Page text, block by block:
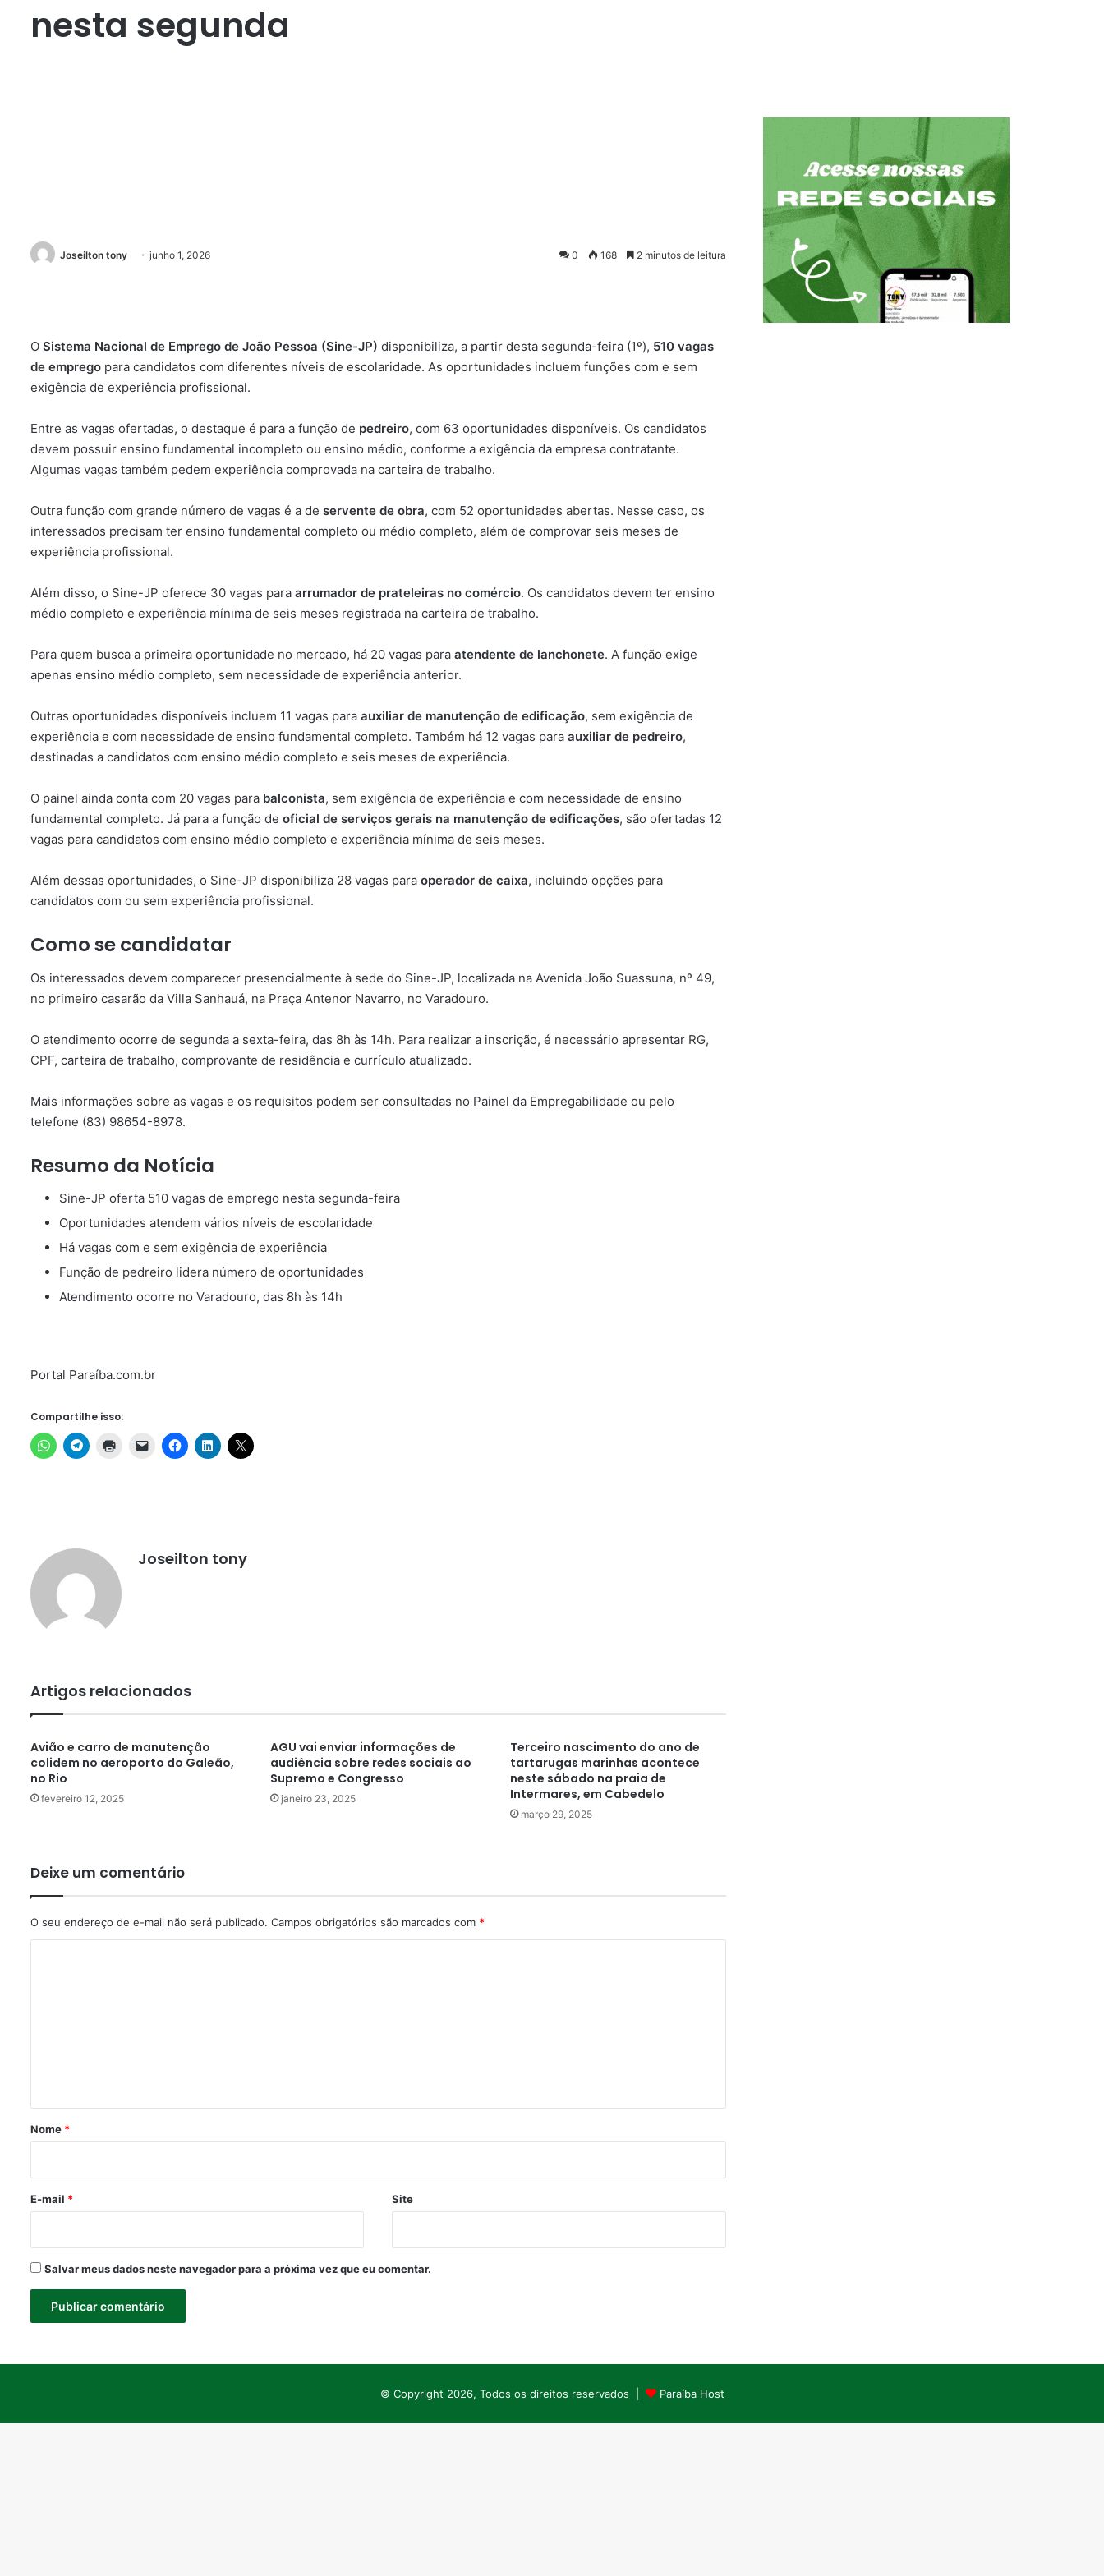
nesta segunda
Joseilton tony junho 1, 2026 0 168 2 minutos de leitura
O Sistema Nacional de Emprego de João Pessoa (Sine-JP) disponibiliza, a partir desta segunda-feira (1º), 510 vagas
de emprego para candidatos com diferentes níveis de escolaridade. As oportunidades incluem funções com e sem
exigência de experiência profissional.
Entre as vagas ofertadas, o destaque é para a função de pedreiro, com 63 oportunidades disponíveis. Os candidatos
devem possuir ensino fundamental incompleto ou ensino médio, conforme a exigência da empresa contratante.
Algumas vagas também pedem experiência comprovada na carteira de trabalho.
Outra função com grande número de vagas é a de servente de obra, com 52 oportunidades abertas. Nesse caso, os
interessados precisam ter ensino fundamental completo ou médio completo, além de comprovar seis meses de
experiência profissional.
Além disso, o Sine-JP oferece 30 vagas para arrumador de prateleiras no comércio. Os candidatos devem ter ensino
médio completo e experiência mínima de seis meses registrada na carteira de trabalho.
Para quem busca a primeira oportunidade no mercado, há 20 vagas para atendente de lanchonete. A função exige
apenas ensino médio completo, sem necessidade de experiência anterior.
Outras oportunidades disponíveis incluem 11 vagas para auxiliar de manutenção de edificação, sem exigência de
experiência e com necessidade de ensino fundamental completo. Também há 12 vagas para auxiliar de pedreiro,
destinadas a candidatos com ensino médio completo e seis meses de experiência.
O painel ainda conta com 20 vagas para balconista, sem exigência de experiência e com necessidade de ensino
fundamental completo. Já para a função de oficial de serviços gerais na manutenção de edificações, são ofertadas 12
vagas para candidatos com ensino médio completo e experiência mínima de seis meses.
Além dessas oportunidades, o Sine-JP disponibiliza 28 vagas para operador de caixa, incluindo opções para
candidatos com ou sem experiência profissional.
Como se candidatar
Os interessados devem comparecer presencialmente à sede do Sine-JP, localizada na Avenida João Suassuna, nº 49,
no primeiro casarão da Villa Sanhauá, na Praça Antenor Navarro, no Varadouro.
O atendimento ocorre de segunda a sexta-feira, das 8h às 14h. Para realizar a inscrição, é necessário apresentar RG,
CPF, carteira de trabalho, comprovante de residência e currículo atualizado.
Mais informações sobre as vagas e os requisitos podem ser consultadas no Painel da Empregabilidade ou pelo
telefone (83) 98654-8978.
Resumo da Notícia
Sine-JP oferta 510 vagas de emprego nesta segunda-feira
Oportunidades atendem vários níveis de escolaridade
Há vagas com e sem exigência de experiência
Função de pedreiro lidera número de oportunidades
Atendimento ocorre no Varadouro, das 8h às 14h
Portal Paraíba.com.br
Compartilhe isso:
Joseilton tony
Artigos relacionados
Avião e carro de manutenção
colidem no aeroporto do Galeão,
no Rio
fevereiro 12, 2025
AGU vai enviar informações de
audiência sobre redes sociais ao
Supremo e Congresso
janeiro 23, 2025
Terceiro nascimento do ano de
tartarugas marinhas acontece
neste sábado na praia de
Intermares, em Cabedelo
março 29, 2025
Deixe um comentário
O seu endereço de e-mail não será publicado. Campos obrigatórios são marcados com *
r
*
Nome *
E-mail * Site
Salvar meus dados neste navegador para a próxima vez que eu comentar.
© Copyright 2026, Todos os direitos reservados | Paraíba Host